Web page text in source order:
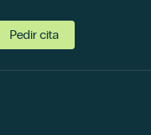
Pedir cita